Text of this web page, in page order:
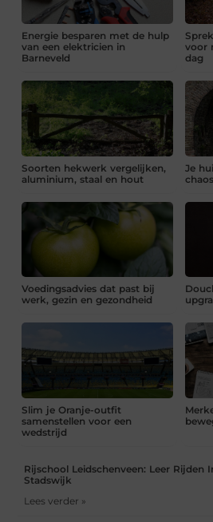
Energie besparen met de hulp
van een elektricien in
Barneveld
voor
dag
Soorten hekwerk vergelijken,
aluminium, staal en hout
Je
Voedingsadvies dat past bij
werk, gezin en gezondheid
Slim je Oranje-outfit
samenstellen voor een
wedstrijd
Rijschool Leidschenveen: Leer Rijden
Stadswijk
Lees verder »